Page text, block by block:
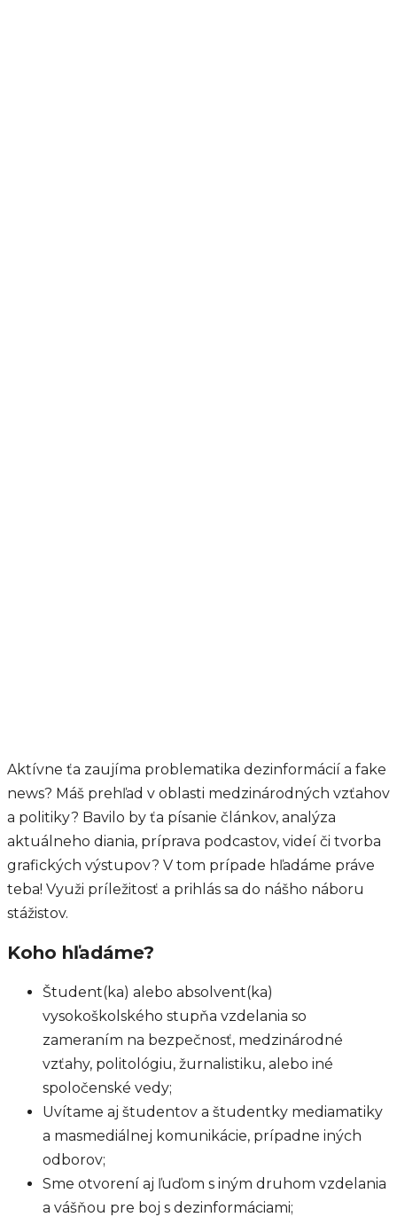
Aktívne ťa zaujíma problematika dezinformácií a fake
news? Máš prehľad v oblasti medzinárodných vzťahov
a politiky? Bavilo by ťa písanie článkov, analýza
aktuálneho diania, príprava podcastov, videí či tvorba
grafických výstupov? V tom prípade hľadáme práve
teba! Využi príležitosť a prihlás sa do nášho náboru
stážistov.
Koho hľadáme?
Študent(ka) alebo absolvent(ka)
vysokoškolského stupňa vzdelania so
zameraním na bezpečnosť, medzinárodné
vzťahy, politológiu, žurnalistiku, alebo iné
spoločenské vedy;
Uvítame aj študentov a študentky mediamatiky
a masmediálnej komunikácie, prípadne iných
odborov;
Sme otvorení aj ľuďom s iným druhom vzdelania
a vášňou pre boj s dezinformáciami;